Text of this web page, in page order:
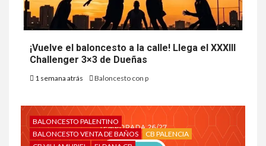
¡Vuelve el baloncesto a la calle! Llega el XXXIII
Challenger 3×3 de Dueñas
1 semana atrás Baloncesto con p
BALONCESTO PALENTINO
BALONCESTO VENTA DE BAÑOS
CB PALENCIA